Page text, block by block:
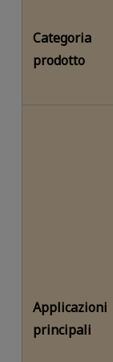
Categoria
prodotto
Applicazioni
principali